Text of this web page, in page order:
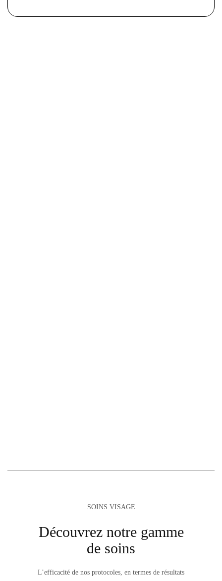
SOINS VISAGE
Découvrez notre gamme
de soins
L’efficacité de nos protocoles, en termes de résultats